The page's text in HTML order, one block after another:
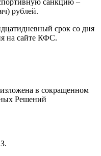
рублей.
срок со дня
на сайте КФС.
в сокращенном
Решений